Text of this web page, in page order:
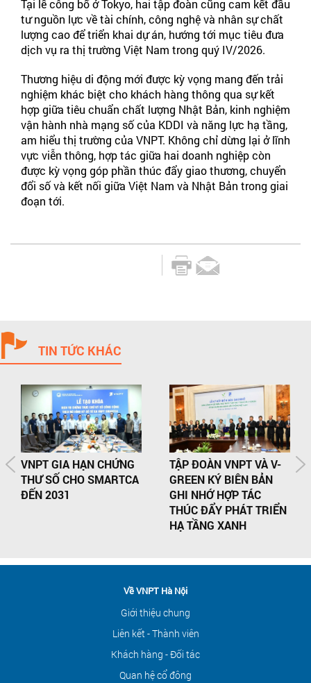
Tại lễ công bố ở Tokyo, hai tập đoàn cũng cam kết đầu
tư nguồn lực về tài chính, công nghệ và nhân sự chất
lượng cao để triển khai dự án, hướng tới mục tiêu đưa
dịch vụ ra thị trường Việt Nam trong quý IV/2026.
Thương hiệu di động mới được kỳ vọng mang đến trải
nghiệm khác biệt cho khách hàng thông qua sự kết
hợp giữa tiêu chuẩn chất lượng Nhật Bản, kinh nghiệm
vận hành nhà mạng số của KDDI và năng lực hạ tầng,
am hiểu thị trường của VNPT. Không chỉ dừng lại ở lĩnh
vực viễn thông, hợp tác giữa hai doanh nghiệp còn
được kỳ vọng góp phần thúc đẩy giao thương, chuyển
đổi số và kết nối giữa Việt Nam và Nhật Bản trong giai
đoạn tới.
TIN TỨC KHÁC
VNPT GIA HẠN CHỨNG
THƯ SỐ CHO SMARTCA
ĐẾN 2031
TẬP ĐOÀN VNPT VÀ V-
GREEN KÝ BIÊN BẢN
GHI NHỚ HỢP TÁC
THÚC ĐẨY PHÁT TRIỂN
HẠ TẦNG XANH
Về VNPT Hà Nội
Giới thiệu chung
Liên kết - Thành viên
Khách hàng - Đối tác
Quan hệ cổ đông